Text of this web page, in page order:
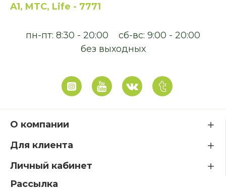
A1, MTC, Life - 7771
пн-пт: 8:30 - 20:00
сб-вс: 9:00 - 20:00
без выходных
О компании
Для клиента
Личный кабинет
Рассылка